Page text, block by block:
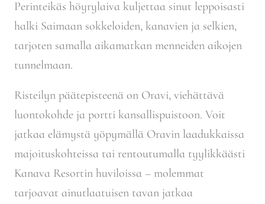
Perinteikäs höyrylaiva kuljettaa sinut leppoisasti
halki Saimaan sokkeloiden, kanavien ja selkien,
tarjoten samalla aikamatkan menneiden aikojen
tunnelmaan.
Risteilyn päätepisteenä on Oravi, viehättävä
luontokohde ja portti kansallispuistoon. Voit
jatkaa elämystä yöpymällä Oravin laadukkaissa
majoituskohteissa tai rentoutumalla tyylikkäästi
Kanava Resortin huviloissa – molemmat
tarjoavat ainutlaatuisen tavan jatkaa